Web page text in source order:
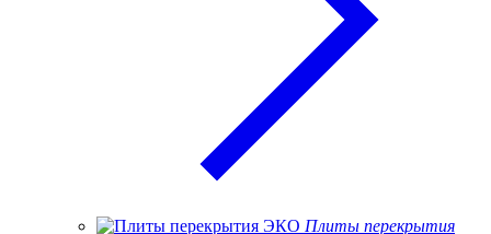
Плиты перекрытия